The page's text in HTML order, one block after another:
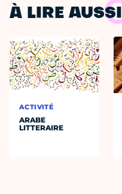
À LIRE AUSSI
ACTIVITÉ
ARABE
LITTERAIRE